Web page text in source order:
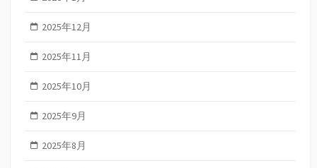
2025年12月
2025年11月
2025年10月
2025年9月
2025年8月